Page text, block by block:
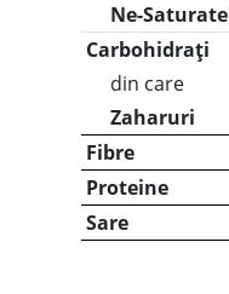
Ne-Saturate
Carbohidrați
din care
Zaharuri
Fibre
Proteine
Sare